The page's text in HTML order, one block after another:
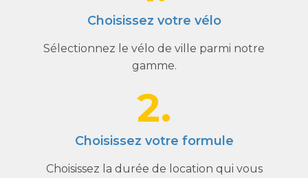
Choisissez votre vélo
Sélectionnez le vélo de ville parmi notre
gamme.
2.
Choisissez votre formule
Choisissez la durée de location qui vous